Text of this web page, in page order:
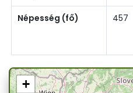
Népesség (fő) 457
+